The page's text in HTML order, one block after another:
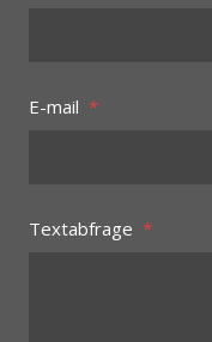
E-mail *
Textabfrage *